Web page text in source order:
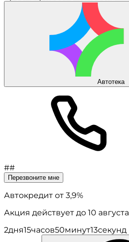
Автотека
##
Перезвоните мне
Автокредит от 3,9%
Акция действует до 10 августа
2дня15часов50минут13секунд